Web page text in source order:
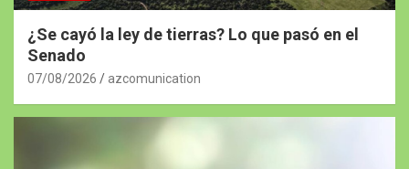
¿Se cayó la ley de tierras? Lo que pasó en el
Senado
07/08/2026 azcomunication